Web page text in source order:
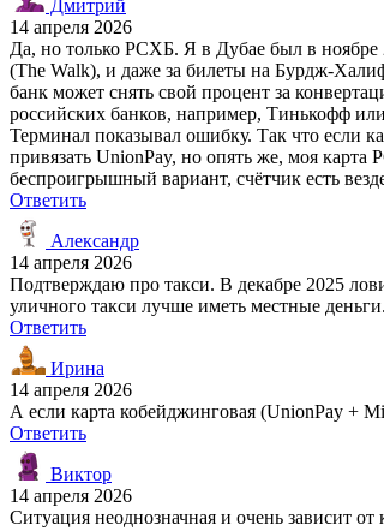
Дмитрий
14 апреля 2026
Да, но только РСХБ. Я в Дубае был в ноябре
(The Walk), и даже за билеты на Бурдж-
банк может снять свой процент за
российских банков, например, Тинькофф
Терминал показывал ошибку. Так что если
привязать UnionPay, но опять же, моя
беспроигрышный вариант, счётчик есть
Ответить
Александр
14 апреля 2026
Подтверждаю про такси. В декабре 2025
уличного такси лучше иметь местные
Ответить
Ирина
14 апреля 2026
А если карта кобейджинговая (UnionPay +
Ответить
Виктор
14 апреля 2026
Ситуация неоднозначная и очень зависит